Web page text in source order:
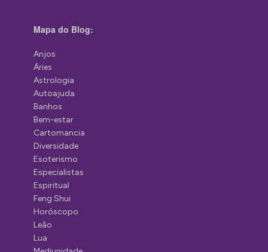
Mapa do Blog:
Anjos
Áries
Astrologia
Autoajuda
Banhos
Bem-estar
Cartomancia
Diversidade
Esoterismo
Especialistas
Espiritual
Feng Shui
Horóscopo
Leão
Lua